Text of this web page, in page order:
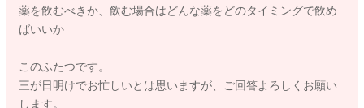
薬を飲むべきか、飲む場合はどんな薬をどのタイミングで飲め
ばいいか
このふたつです。
三が日明けでお忙しいとは思いますが、ご回答よろしくお願い
します。